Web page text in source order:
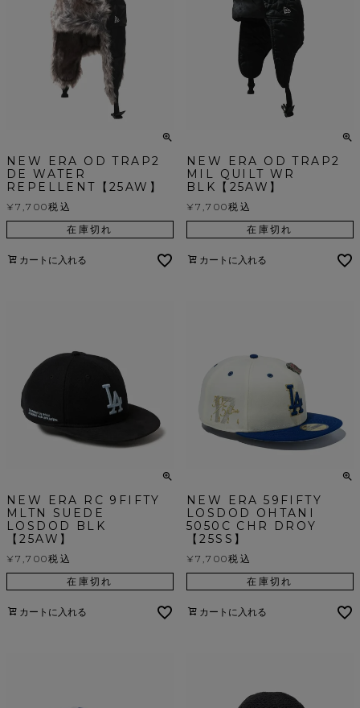
NEW ERA OD TRAP2
DE WATER
REPELLENT【25AW】
¥7,700税込
在庫切れ
カートに入れる
NEW ERA OD TRAP2
MIL QUILT WR
BLK【25AW】
¥7,700税込
在庫切れ
カートに入れる
NEW ERA RC 9FIFTY
MLTN SUEDE
LOSDOD BLK
【25AW】
¥7,700税込
在庫切れ
カートに入れる
NEW ERA 59FIFTY
LOSDOD OHTANI
5050C CHR DROY
【25SS】
¥7,700税込
在庫切れ
カートに入れる